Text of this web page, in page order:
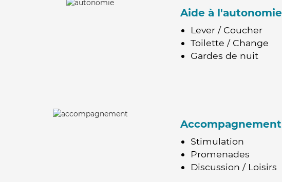
Aide à l'autonomie
Lever / Coucher
Toilette / Change
Gardes de nuit
Accompagnement
Stimulation
Promenades
Discussion / Loisirs